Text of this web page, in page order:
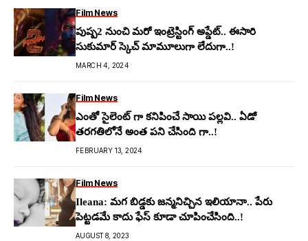
Film News
పుష్ప2 నుంచి మరో ఇంట్రెస్టింగ్ అప్డేట్.. ఈసారి
సుకుమార్ స్కెచ్ మామూలుగా లేదుగా..!
MARCH 4, 2024
Film News
ఎంతో సైలెంట్ గా కనిపించే సాయి పల్లవి.. ఏడో
తరగతిలోనే అంత పని చేసింది గా..!
FEBRUARY 13, 2024
Film News
Ileana: మ‌గ బిడ్డ‌కు జ‌న్మ‌నిచ్చిన ఇలియానా.. పేరు
పెట్ట‌డ‌మే కాదు ఫేస్ కూడా చూపించేసింది..!
AUGUST 8, 2023